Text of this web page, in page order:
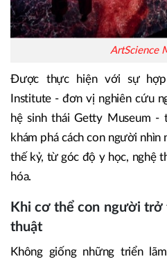
ArtScience
Được thực hiện với sự hợp
Institute - đơn vị nghiên cứu
hệ sinh thái Getty Museum -
khám phá cách con người nhìn
thế kỷ, từ góc độ y học, nghệ
hóa.
Khi cơ thể con người trở
thuật
Không giống những triển